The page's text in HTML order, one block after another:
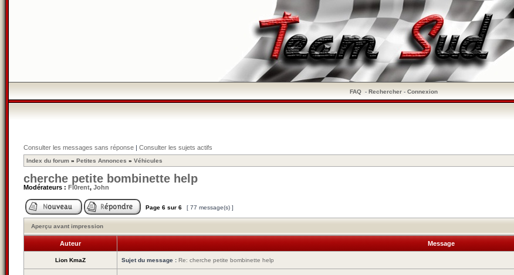
FAQ- Rechercher- Connexion
Consulter les messages sans réponse | Consulter les sujets actifs
Index du forum » Petites Annonces » Véhicules
cherche petite bombinette help
Modérateurs : Fl0rent, John
Page 6 sur 6 [ 77 message(s) ]
Aperçu avant impression
Auteur Message
Lion KmaZ Sujet du message : Re: cherche petite bombinette help